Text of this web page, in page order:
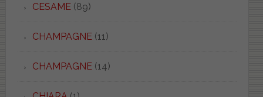
CESAME(89)
CHAMPAGNE(11)
CHAMPAGNE(14)